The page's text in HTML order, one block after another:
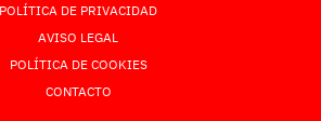
POLÍTICA DE PRIVACIDAD
AVISO LEGAL
POLÍTICA DE COOKIES
CONTACTO